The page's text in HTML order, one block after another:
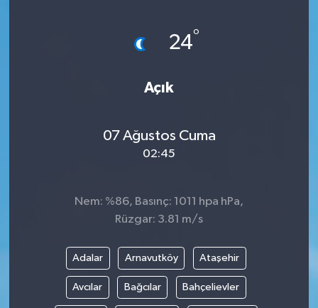
24°
Açık
07 Ağustos Cuma
02:45
Nem: %86, Basınç: 1011 hpa hPa,
Rüzgar: 3.81 m/s
Adalar Arnavutköy Ataşehir
Avcılar Bağcılar Bahçelievler